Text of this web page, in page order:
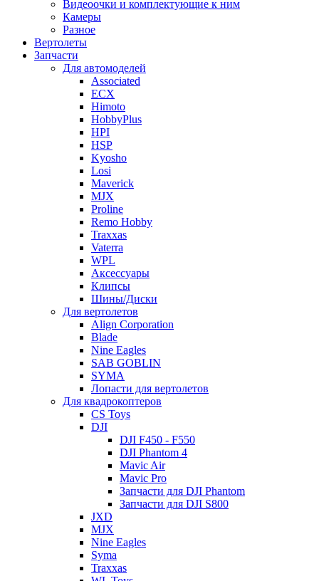
Видеоочки и комплектующие к ним
Камеры
Разное
Вертолеты
Запчасти
Для автомоделей
Associated
ECX
Himoto
HobbyPlus
HPI
HSP
Kyosho
Losi
Maverick
MJX
Proline
Remo Hobby
Traxxas
Vaterra
WPL
Аксессуары
Клипсы
Шины/Диски
Для вертолетов
Align Corporation
Blade
Nine Eagles
SAB GOBLIN
SYMA
Лопасти для вертолетов
Для квадрокоптеров
CS Toys
DJI
DJI F450 - F550
DJI Phantom 4
Mavic Air
Mavic Pro
Запчасти для DJI Phantom
Запчасти для DJI S800
JXD
MJX
Nine Eagles
Syma
Traxxas